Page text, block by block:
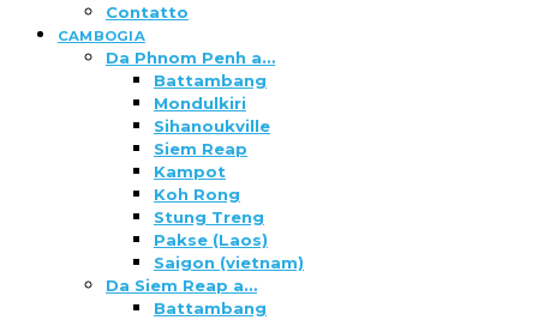
Contatto
CAMBOGIA
Da Phnom Penh a…
Battambang
Mondulkiri
Sihanoukville
Siem Reap
Kampot
Koh Rong
Stung Treng
Pakse (Laos)
Saigon (vietnam)
Da Siem Reap a…
Battambang